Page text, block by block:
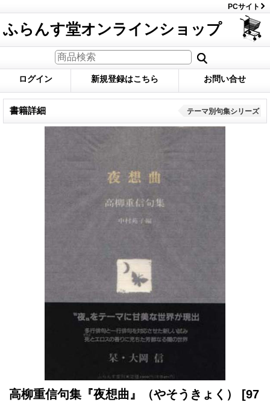
PCサイト
ふらんす堂オンラインショップ
ログイン 新規登録はこちら お問い合せ
書籍詳細 テーマ別句集シリーズ
高柳重信句集『夜想曲』（やそうきょく）
[97